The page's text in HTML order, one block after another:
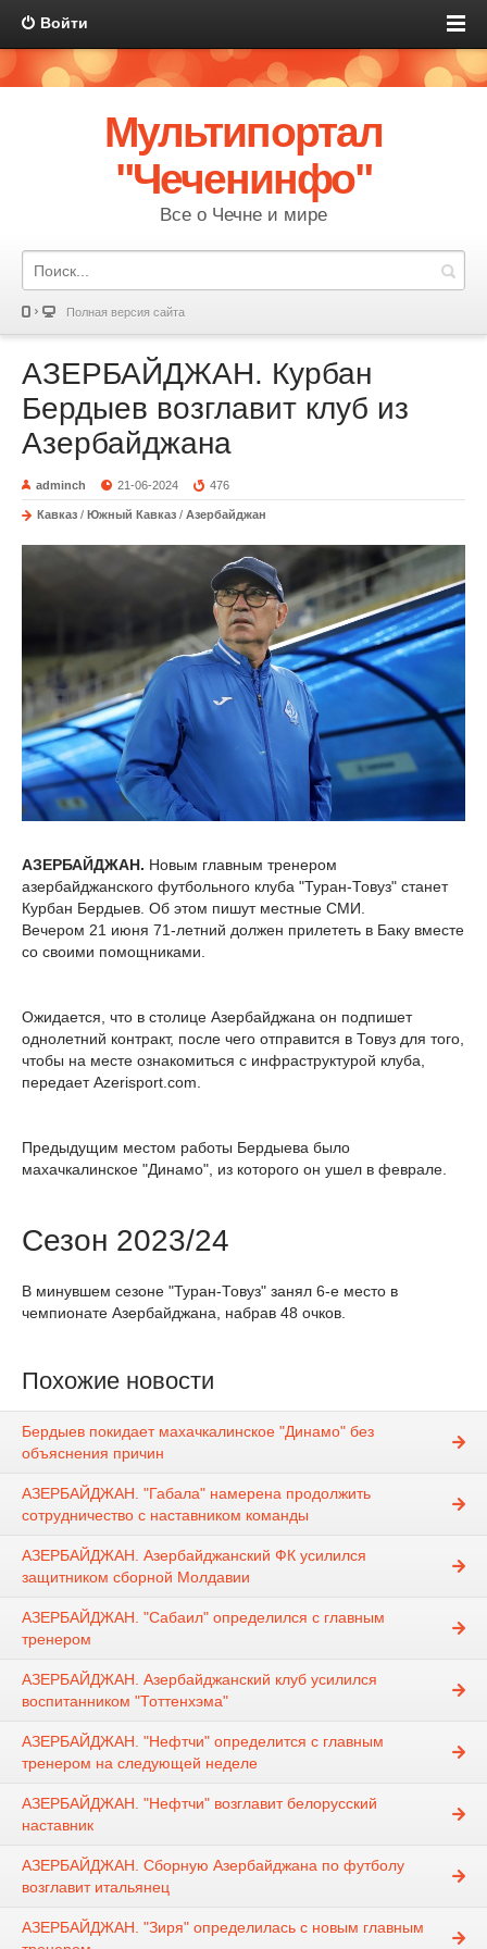
Войти
Мультипортал
"Чеченинфо"
Все о Чечне и мире
Полная версия сайта
АЗЕРБАЙДЖАН. Курбан
Бердыев возглавит клуб из
Азербайджана
adminch 21-06-2024 476
Кавказ / Южный Кавказ / Азербайджан
АЗЕРБАЙДЖАН. Новым главным тренером
азербайджанского футбольного клуба "Туран-Товуз" станет
Курбан Бердыев. Об этом пишут местные СМИ.
Вечером 21 июня 71-летний должен прилететь в Баку вместе
со своими помощниками.
Ожидается, что в столице Азербайджана он подпишет
однолетний контракт, после чего отправится в Товуз для того,
чтобы на месте ознакомиться с инфраструктурой клуба,
передает Azerisport.com.
Предыдущим местом работы Бердыева было
махачкалинское "Динамо", из которого он ушел в феврале.
Сезон 2023/24
В минувшем сезоне "Туран-Товуз" занял 6-е место в
чемпионате Азербайджана, набрав 48 очков.
Похожие новости
Бердыев покидает махачкалинское "Динамо" без
объяснения причин
АЗЕРБАЙДЖАН. "Габала" намерена продолжить
сотрудничество с наставником команды
АЗЕРБАЙДЖАН. Азербайджанский ФК усилился
защитником сборной Молдавии
АЗЕРБАЙДЖАН. "Сабаил" определился с главным
тренером
АЗЕРБАЙДЖАН. Азербайджанский клуб усилился
воспитанником "Тоттенхэма"
АЗЕРБАЙДЖАН. "Нефтчи" определится с главным
тренером на следующей неделе
АЗЕРБАЙДЖАН. "Нефтчи" возглавит белорусский
наставник
АЗЕРБАЙДЖАН. Сборную Азербайджана по футболу
возглавит итальянец
АЗЕРБАЙДЖАН. "Зиря" определилась с новым главным